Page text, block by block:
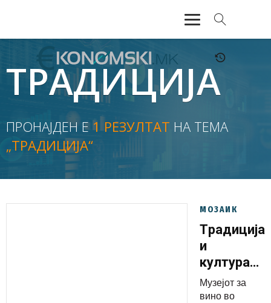
АКТУЕЛНО
ЕКОНОМИЈА
ФИНАНСИИ
БАНКАРСТВО
ЖИВОТ
ТРАДИЦИЈА
ПРОНАЈДЕН Е1 РЕЗУЛТАТ НА ТЕМА
„ТРАДИЦИЈА“
МОЗАИК
и
културата
на
Музејот за
вино во